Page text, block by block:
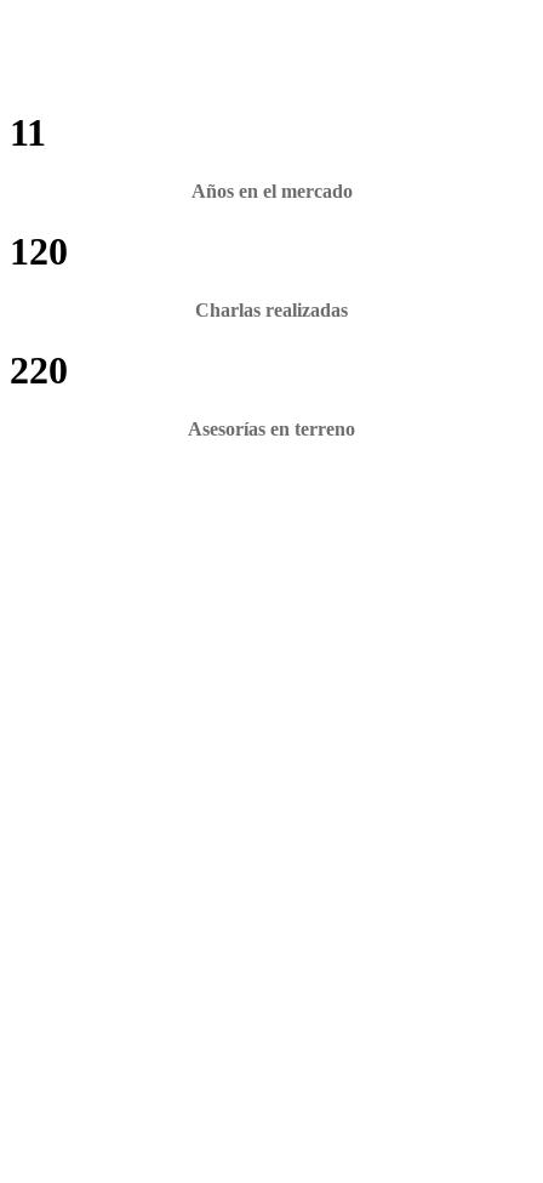
11
Años en el mercado
120
Charlas realizadas
220
Asesorías en terreno